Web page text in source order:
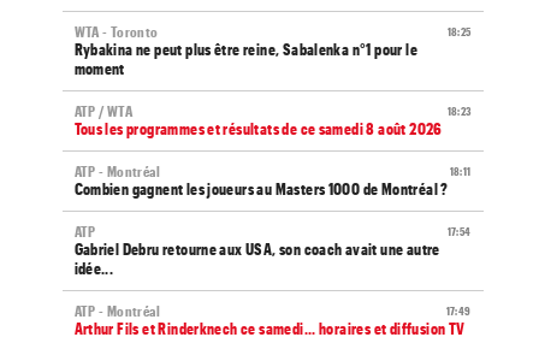
18:25
WTA - Toronto
Rybakina ne peut plus être reine, Sabalenka n°1 pour le
moment
18:23
ATP / WTA
Tous les programmes et résultats de ce samedi 8 août 2026
18:11
ATP - Montréal
Combien gagnent les joueurs au Masters 1000 de Montréal ?
17:54
ATP
Gabriel Debru retourne aux USA, son coach avait une autre
idée...
17:49
ATP - Montréal
Arthur Fils et Rinderknech ce samedi... horaires et diffusion TV